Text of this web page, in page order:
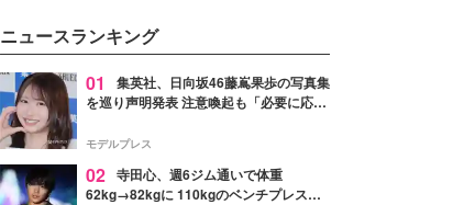
ター・茅野しのぶ。一人ひとりの
個性に寄り添い、魅力を引き出す
衣装作りは、多くの女性たちに勇
気と自信を与え続けている。
ニュースランキング
01
集英社、日向坂46藤嶌果歩の写真集
を巡り声明発表 注意喚起も「必要に応じ
モデルプレス
02 寺田心、週6ジム通いで体重
62kg→82kgに 110kgのベンチプレス持